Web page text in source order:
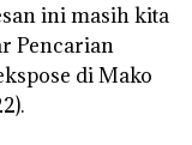
ini masih kita
Pencarian
di Mako